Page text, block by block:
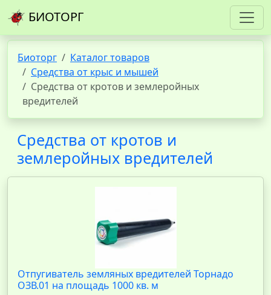
БИОТОРГ
Биоторг
Каталог товаров
Средства от крыс и мышей
Средства от кротов и землеройных
вредителей
Средства от кротов и
землеройных вредителей
Отпугиватель земляных вредителей Торнадо
ОЗВ.01 на площадь 1000 кв. м